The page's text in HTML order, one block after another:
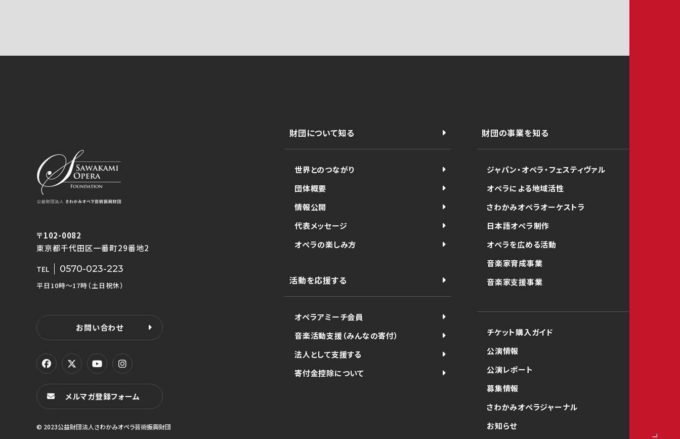
〒102-0082
東京都千代田区一番町29番地2
TEL 0570-023-223
平日10時〜17時（土日祝休）
お問い合わせ
メルマガ登録フォーム
© 2023公益財団法人さわかみオペラ芸術振興財団
財団について知る
世界とのつながり
団体概要
情報公開
代表メッセージ
オペラの楽しみ方
活動を応援する
オペラアミーチ会員
音楽活動支援（みんなの寄付）
法人として支援する
寄付金控除について
財団の事業を知る
ジャパン・オペラ・フェスティヴァル
オペラによる地域活性
さわかみオペラオーケストラ
日本語オペラ制作
オペラを広める活動
音楽家育成事業
音楽家支援事業
チケット購入ガイド
公演情報
公演レポート
募集情報
さわかみオペラジャーナル
お知らせ